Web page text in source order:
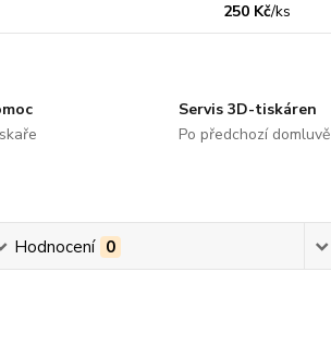
250 Kč/ks
Servis 3D-tiskáren
Po předchozí domluvě
Hodnocení 0